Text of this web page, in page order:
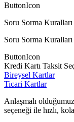
ButtonIcon
Soru Sorma Kuralları
Soru Sorma
ButtonIcon
Kredi Kartı Taksit
Bireysel Kartlar
Ticari Kartlar
Anlaşmalı
seçeneği ile hızlı,